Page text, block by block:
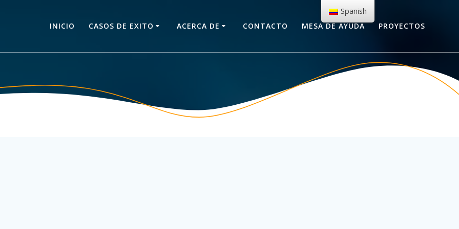
INICIO CASOS DE EXITO ACERCA DE CONTACTO MESA DE AYUDA PROYECTOS
Spanish